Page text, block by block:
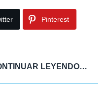
Pinterest
LEYENDO…